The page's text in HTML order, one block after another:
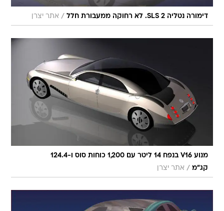
דימורה נטליה SLS 2. לא רחוקה ממעבורת חלל / אתר יצרן
מנוע V16 בנפח 14 ליטר עם 1,200 כוחות סוס ו-124.4
קג"מ / אתר יצרן